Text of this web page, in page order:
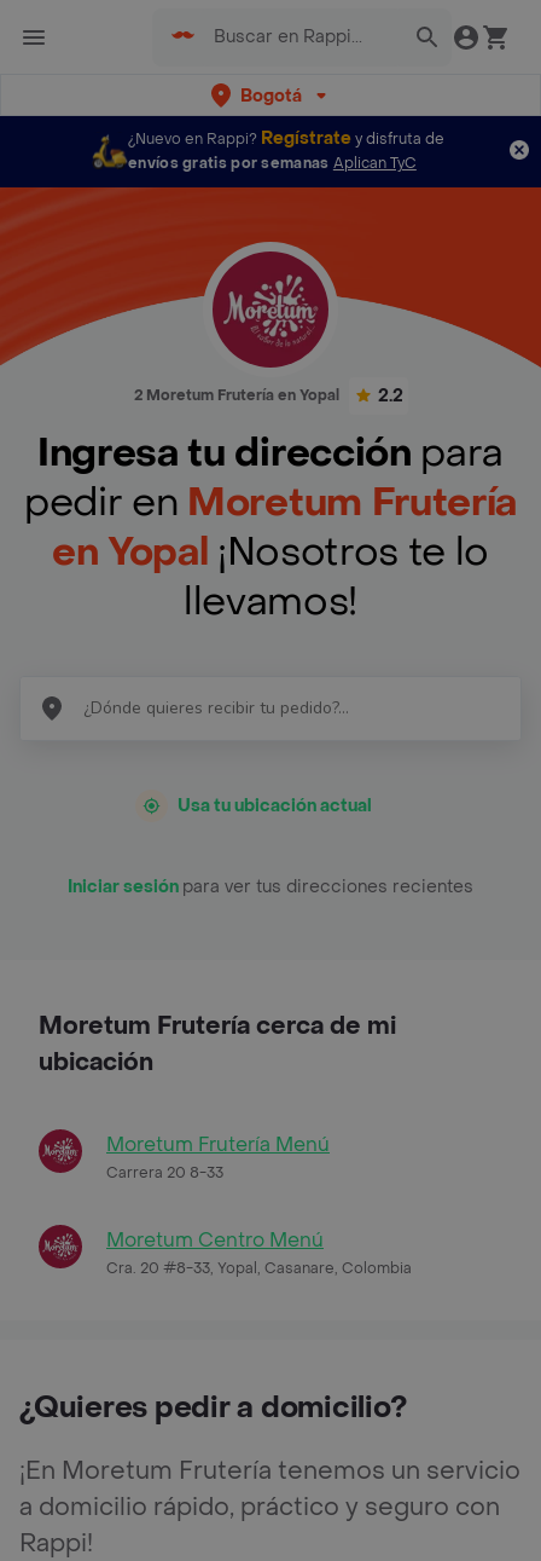
Bogotá
¿Nuevo en Rappi? Regístratey disfruta de
envíos gratis por semanas Aplican TyC
2 Moretum Frutería en Yopal 2.2
Ingresa tu dirección para
pedir en Moretum Frutería
en Yopal ¡Nosotros te lo
llevamos!
Usa tu ubicación actual
Iniciar sesión para ver tus direcciones recientes
Moretum Frutería cerca de mi
ubicación
Moretum Frutería Menú
Carrera 20 8-33
Moretum Centro Menú
Cra. 20 #8-33, Yopal, Casanare, Colombia
¿Quieres pedir a domicilio?
¡En Moretum Frutería tenemos un servicio
a domicilio rápido, práctico y seguro con
Rappi!